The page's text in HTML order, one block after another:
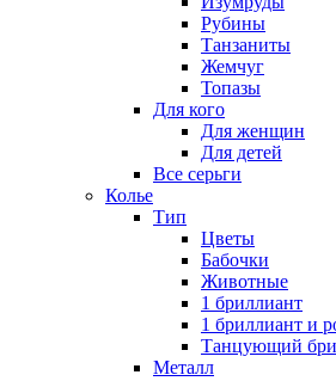
Рубины
Танзаниты
Жемчуг
Топазы
Для кого
Для женщин
Для детей
Все серьги
Колье
Тип
Цветы
Бабочки
Животные
1 бриллиант
1 бриллиант и
Танцующий
Металл